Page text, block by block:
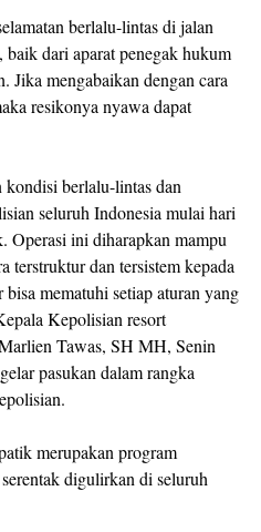
berlalu-lintas di jalan
baik dari aparat penegak hukum
Jika mengabaikan dengan cara
resikonya nyawa dapat
berlalu-lintas dan
seluruh Indonesia mulai hari
Operasi ini diharapkan mampu
terstruktur dan tersistem kepada
mematuhi setiap aturan yang
Kepolisian resort
Tawas, SH MH, Senin
pasukan dalam rangka
merupakan program
digulirkan di seluruh